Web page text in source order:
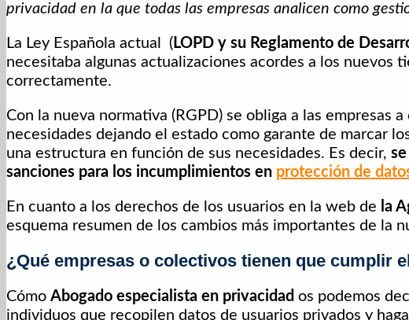
privacidad en la que todas las empresas analicen como
La Ley Española actual ( LOPD y su Reglamento de
necesitaba algunas actualizaciones acordes a los nuevos
correctamente.
Con la nueva normativa (RGPD) se obliga a las empresas
necesidades dejando el estado como garante de marcar
una estructura en función de sus necesidades. Es decir,
sanciones para los incumplimientos en protección de
En cuanto a los derechos de los usuarios en la web de la
esquema resumen de los cambios más importantes de la
¿Qué empresas o colectivos tienen que cumplir
Cómo Abogado especialista en privacidad os podemos
individuos que recopilen datos de usuarios privados y